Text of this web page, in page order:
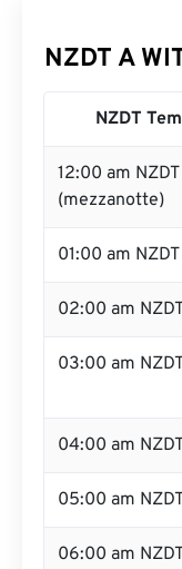
NZDT A
NZDT
12:00 am NZDT
(mezzanotte)
01:00 am NZDT
02:00 am
03:00 am
04:00 am
05:00 am
06:00 am